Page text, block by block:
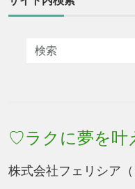
♡ラクに夢を叶
株式会社フェリシア（